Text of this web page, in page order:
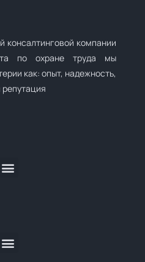
консалтинговой компании
по охране труда мы
как: опыт, надежность,